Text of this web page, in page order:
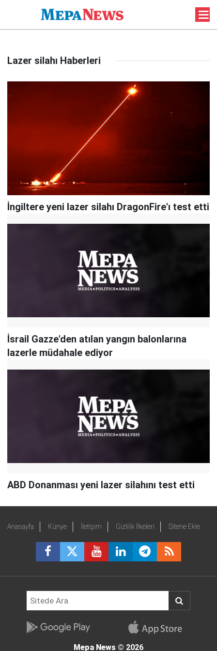
Lazer silahı Haberleri
İngiltere yeni lazer silahı DragonFire'ı test etti
İsrail Gazze'den atılan yangın balonlarına
lazerle müdahale ediyor
ABD Donanması yeni lazer silahını test etti
Anasayfa Künye İletişim Gizlilik İlkeleri Sitene Ekle
Mepa News © 2026